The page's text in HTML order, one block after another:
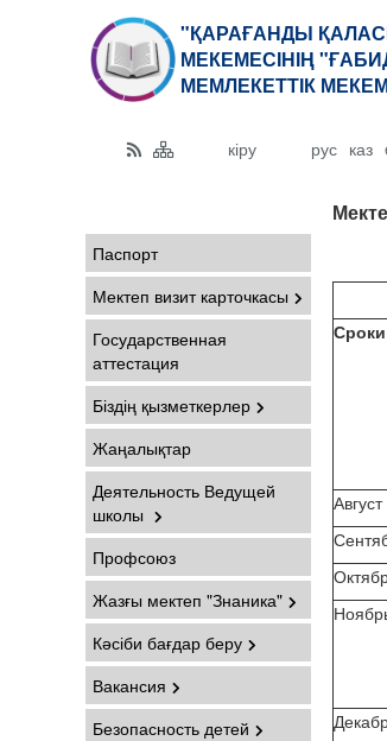
"ҚАРАҒАНДЫ
МЕКЕМЕСІНІҢ
МЕМЛЕКЕТТІК
кіру рус каз
Паспорт
Мектеп визит карточкасы
Государственная
аттестация
Біздің қызметкерлер
Жаңалықтар
Деятельность Ведущей
школы
Профсоюз
Жазғы мектеп "Знаника"
Кәсіби бағдар беру
Вакансия
Безопасность детей
Сроки
Август